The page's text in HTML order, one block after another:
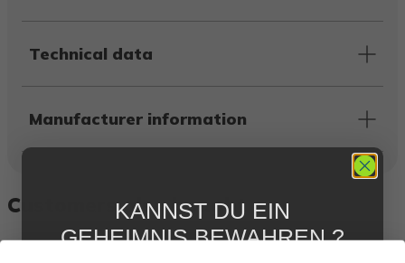
Technical data
Manufacturer information
Customers also bought
KANNST DU EIN
GEHEIMNIS BEWAHREN ?